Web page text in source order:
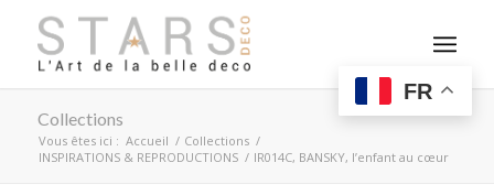
Collections
Vous êtes ici : Accueil / Collections /
INSPIRATIONS & REPRODUCTIONS / IR014C, BANSKY, l’enfant au cœur
FR